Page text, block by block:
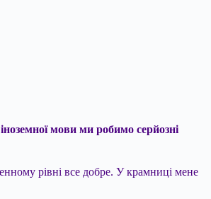
мови ми робимо серйозні
рівні все добре. У крамниці мене